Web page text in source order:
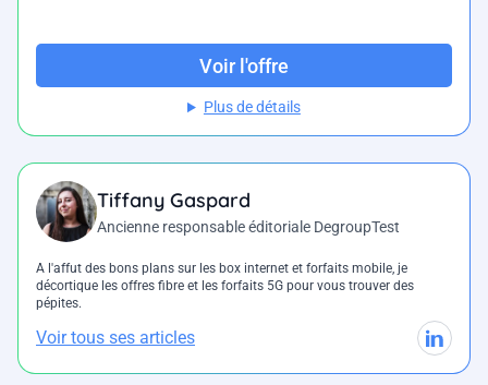
Voir l'offre
Plus de détails
Tiffany Gaspard
Ancienne responsable éditoriale DegroupTest
A l'affut des bons plans sur les box internet et forfaits mobile, je
décortique les offres fibre et les forfaits 5G pour vous trouver des
pépites.
Voir tous ses articles